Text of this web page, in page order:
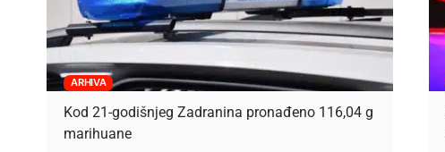
ARHIVA
Kod 21-godišnjeg Zadranina pronađeno 116,04 g
marihuane